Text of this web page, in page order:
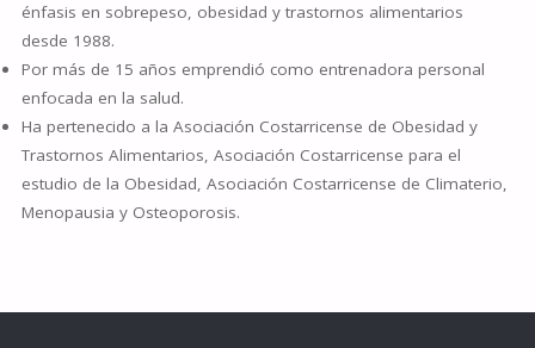
énfasis en sobrepeso, obesidad y trastornos alimentarios
desde 1988.
Por más de 15 años emprendió como entrenadora personal
enfocada en la salud.
Ha pertenecido a la Asociación Costarricense de Obesidad y
Trastornos Alimentarios, Asociación Costarricense para el
estudio de la Obesidad, Asociación Costarricense de Climaterio,
Menopausia y Osteoporosis.